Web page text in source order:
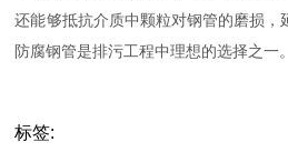
还能够抵抗介质中颗粒对钢管的磨损，
防腐钢管是排污工程中理想的选择之一。
标签: